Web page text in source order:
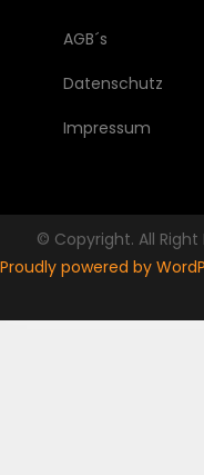
AGB´s
Datenschutz
Impressum
© Copyright. All Right
Proudly powered by